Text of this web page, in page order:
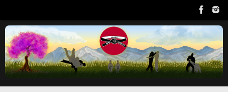
contenu